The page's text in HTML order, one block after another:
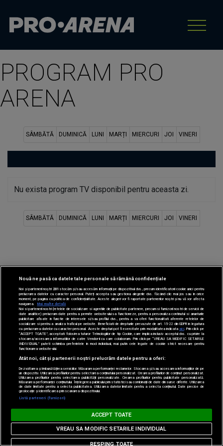
PROGRAM PRO
ARENA
SÂMBĂTĂ DUMINICĂ LUNI MARȚI MIERCURI JOI VINERI
Nu exista program TV disponibil pentru aceasta zi.
SÂMBĂTĂ DUMINICĂ LUNI MARȚI MIERCURI JOI VINERI
Nouă ne pasă ca datele tale personale să rămână confidențiale
Noi și partenerii noștri 201 stocăm și/sau accesăm informații pe dispozitivul dvs., precum identificatorii cookie unici pentru
prelucrarea datelor cu caracter personal. Puteți accepta sau gestiona alegerile dvs. făcând clic mai jos sau în orice
moment, pe pagina cu politica de confidențialitate. Aceste alegeri vor fi raportate partenerilor noștri și nu vă vor afecta
navigarea.
Mai multe detalii
Noi si partenerii nostri (retelele de socializare si agentiile de publicitate partenere, precum si furnizorii nostri de servicii de
date analitice) prelucram date pentru a permite website-ului sa functioneze, pentru a personaliza continutul si anunturile
publicitare afisate in functie de interesele si/sau profilul dvs., pentru a va oferi functionalitati aferente retelelor de
socializare si pentru a analiza traficul pe website. Beneficiati de drepturile prevazute de art. 15-22 din GDPR in legatura
cu prelucrarea datelor cu caracter personal. Aceste drepturi pot fi exercitate prin modalitatea indicataaici . Prin click pe
“ACCEPT TOATE”, acceptati folosirea tuturor Tehnologiilor de tip Cookie, care implica inclusiv acceptul dvs. cu privire la
stocarea/accesarea informatiilor de catre Vendor-ii cu care colaboram. Prin click pe “VREAU SA MODIFIC SETARILE
INDIVIDUAL” puteti schimba preferintele in mod individual, mai putin cele legate de cookie strict necesare pentru
functionarea website-ului.
Atât noi, cât și partenerii noștri prelucrăm datele pentru a oferi:
Dezvoltarea și îmbunătățirea serviciilor. Măsurarea performanței reclamelor. Stocarea și/sau accesarea informațiilor de pe
un dispozitiv. Utilizarea profilurilor pentru selectarea conținutului personalizat. Crearea profilurilor de conținut personalizat.
Utilizarea profilurilor pentru selectarea publicității personalizate. Crearea profilurilor pentru publicitate personalizată.
Măsurarea performanței conținutului. Înțelegerea publicului prin statistici sau combinații de date din surse diferite. Utilizarea
de date limitate pentru a selecta publicitatea. Utilizarea datelor limitate pentru a selecta conținutul. Date precise de
geolocație și identificarea prin scanarea dispozitivului.
Listă parteneri (furnizori)
ACCEPT TOATE
RESPING TOATE
VREAU SA MODIFIC SETARILE INDIVIDUAL